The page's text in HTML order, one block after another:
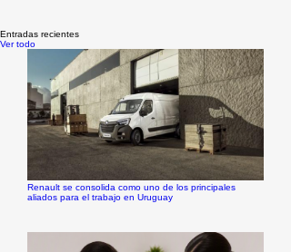
Entradas recientes
Ver todo
Renault se consolida como uno de los principales
aliados para el trabajo en Uruguay